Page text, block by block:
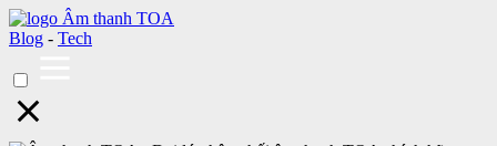
Blog - Tech